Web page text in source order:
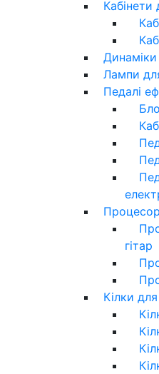
Кабінети
Лампи
Педалі
гітар
Кілки для